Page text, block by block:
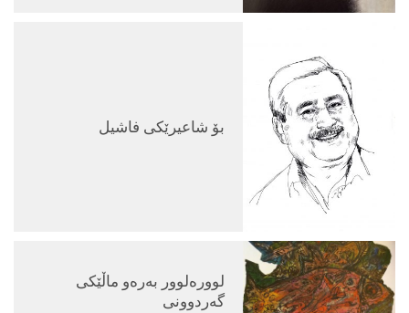
بۆ شاعیرێكی فاشیل
لووره‌لوور به‌ره‌و ماڵێكی
گه‌ردوونی